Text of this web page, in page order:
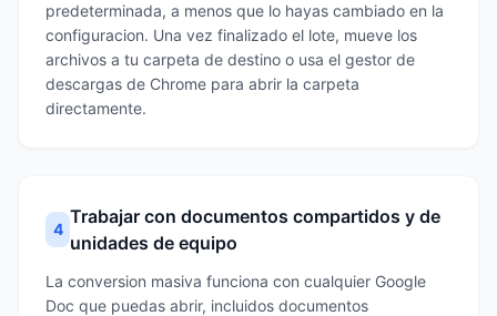
predeterminada, a menos que lo hayas cambiado en la
configuracion. Una vez finalizado el lote, mueve los
archivos a tu carpeta de destino o usa el gestor de
descargas de Chrome para abrir la carpeta
directamente.
4
Trabajar con documentos compartidos y de
unidades de equipo
La conversion masiva funciona con cualquier Google
Doc que puedas abrir, incluidos documentos